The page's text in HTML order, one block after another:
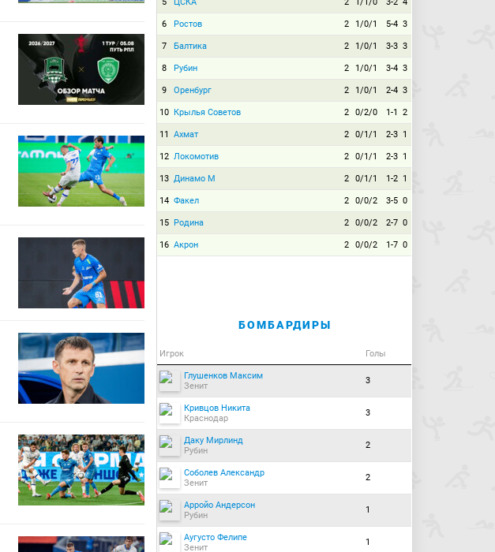
6 Ростов 2 1/0/1 5-4 3
7 Балтика 2 1/0/1 3-3 3
8 Рубин 2 1/0/1 3-4 3
9 Оренбург 2 1/0/1 2-4 3
10 Крылья Советов 2 0/2/0 1-1 2
11 Ахмат 2 0/1/1 2-3 1
12 Локомотив 2 0/1/1 2-3 1
13 Динамо М 2 0/1/1 1-2 1
14 Факел 2 0/0/2 3-5 0
15 Родина 2 0/0/2 2-7 0
16 Акрон 2 0/0/2 1-7 0
БОМБАРДИРЫ
Игрок Голы
Глушенков Максим
Зенит
3
Кривцов Никита
Краснодар
3
Даку Мирлинд
Рубин
2
Соболев Александр
Зенит
2
Арройо Андерсон
Рубин
1
Аугусто Фелипе
Зенит
1